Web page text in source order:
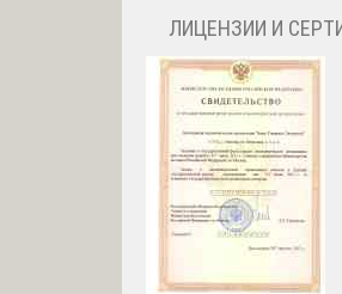
ЛИЦЕНЗИИ И